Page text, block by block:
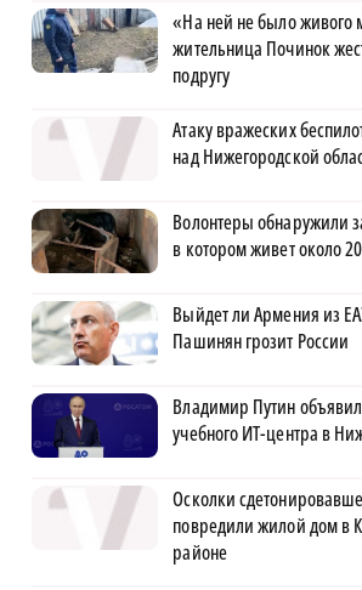
«На ней не было живого
жительница Починок
подругу
Атаку вражеских
над Нижегородской
Волонтеры обнаружили
в котором живет около
Выйдет ли Армения из
Пашинян грозит России
Владимир Путин
учебного ИТ-центра в
Осколки
повредили жилой дом в
районе